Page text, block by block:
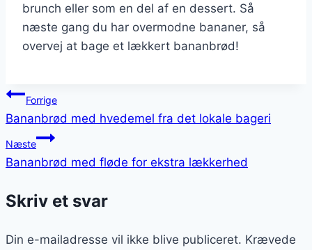
brunch eller som en del af en dessert. Så
næste gang du har overmodne bananer, så
overvej at bage et lækkert bananbrød!
Indlægsnavigation
Forrige
Bananbrød med hvedemel fra det lokale bageri
Næste
Bananbrød med fløde for ekstra lækkerhed
Skriv et svar
Din e-mailadresse vil ikke blive publiceret. Krævede